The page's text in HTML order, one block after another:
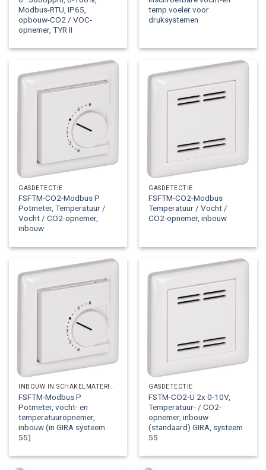
Modbus-RTU, IP65,
opbouw-CO2 / VOC-
opnemer, TYR II
temp.voeler voor
druksystemen
GASDETECTIE
FSFTM-CO2-Modbus P
Potmeter, Temperatuur /
Vocht / CO2-opnemer,
inbouw
GASDETECTIE
FSFTM-CO2-Modbus
Temperatuur / Vocht /
CO2-opnemer, inbouw
FSFTM-Modbus P
Potmeter, vocht- en
temperatuuropnemer,
inbouw (in GIRA systeem
55)
GASDETECTIE
FSTM-CO2-U 2x 0-10V,
Temperatuur- / CO2-
opnemer, inbouw
(standaard) GIRA, systeem
55